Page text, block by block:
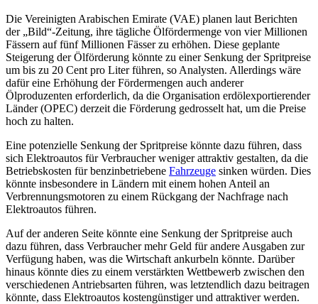
Die Vereinigten Arabischen Emirate (VAE) planen laut Berichten
der „Bild“-Zeitung, ihre tägliche Ölfördermenge von vier Millionen
Fässern auf fünf Millionen Fässer zu erhöhen. Diese geplante
Steigerung der Ölförderung könnte zu einer Senkung der Spritpreise
um bis zu 20 Cent pro Liter führen, so Analysten. Allerdings wäre
dafür eine Erhöhung der Fördermengen auch anderer
Ölproduzenten erforderlich, da die Organisation erdölexportierender
Länder (OPEC) derzeit die Förderung gedrosselt hat, um die Preise
hoch zu halten.
Eine potenzielle Senkung der Spritpreise könnte dazu führen, dass
sich Elektroautos für Verbraucher weniger attraktiv gestalten, da die
Betriebskosten für benzinbetriebene Fahrzeuge sinken würden. Dies
könnte insbesondere in Ländern mit einem hohen Anteil an
Verbrennungsmotoren zu einem Rückgang der Nachfrage nach
Elektroautos führen.
Auf der anderen Seite könnte eine Senkung der Spritpreise auch
dazu führen, dass Verbraucher mehr Geld für andere Ausgaben zur
Verfügung haben, was die Wirtschaft ankurbeln könnte. Darüber
hinaus könnte dies zu einem verstärkten Wettbewerb zwischen den
verschiedenen Antriebsarten führen, was letztendlich dazu beitragen
könnte, dass Elektroautos kostengünstiger und attraktiver werden.